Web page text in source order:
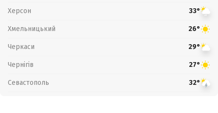
Херсон 33°
Хмельницький 26°
Черкаси 29°
Чернігів 27°
Севастополь 32°